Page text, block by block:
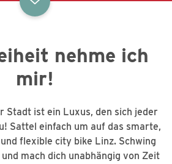
nehme ich
mir!
Stadt ist ein Luxus, den sich jeder
Sattel einfach um auf das smarte,
flexible city bike Linz. Schwing
mach dich unabhängig von Zeit